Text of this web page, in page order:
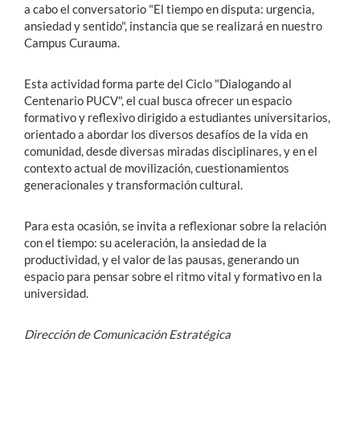
a cabo el conversatorio "El tiempo en disputa: urgencia,
ansiedad y sentido", instancia que se realizará en nuestro
Campus Curauma.
Esta actividad forma parte del Ciclo "Dialogando al
Centenario PUCV", el cual busca ofrecer un espacio
formativo y reflexivo dirigido a estudiantes universitarios,
orientado a abordar los diversos desafíos de la vida en
comunidad, desde diversas miradas disciplinares, y en el
contexto actual de movilización, cuestionamientos
generacionales y transformación cultural.
Para esta ocasión, se invita a reflexionar sobre la relación
con el tiempo: su aceleración, la ansiedad de la
productividad, y el valor de las pausas, generando un
espacio para pensar sobre el ritmo vital y formativo en la
universidad.
Dirección de Comunicación Estratégica